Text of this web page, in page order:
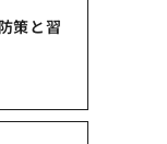
策と習